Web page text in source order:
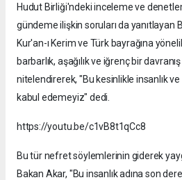
Hudut Birliği'ndeki inceleme ve
gündeme ilişkin soruları da yanıtlayan
Kur'an-ı Kerim ve Türk bayrağına
barbarlık, aşağılık ve iğrenç bir
nitelendirerek, "Bu kesinlikle insanlık
kabul edemeyiz" dedi.
https://youtu.be/c1vB8t1qCc8
Bu tür nefret söylemlerinin giderek
Bakan Akar, "Bu insanlık adına son